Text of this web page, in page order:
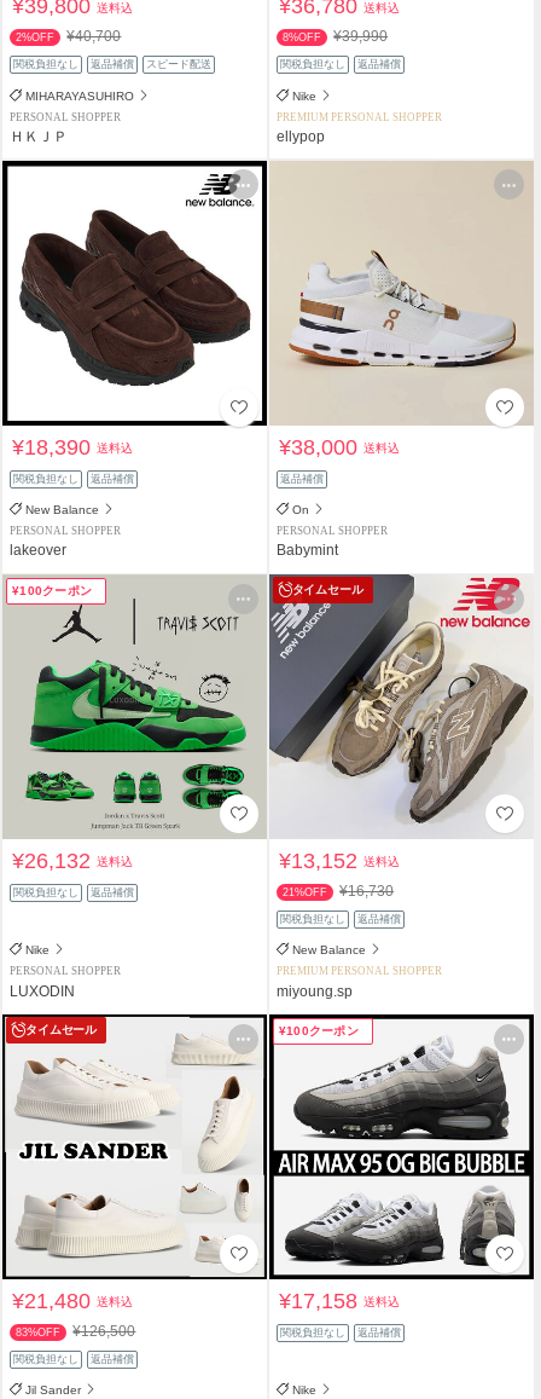
¥39,800送料込
2%OFF ¥40,700
関税負担なし 返品補償 スピード配送
MIHARAYASUHIRO
PERSONAL SHOPPER
ＨＫＪＰ
¥36,780送料込
8%OFF ¥39,990
関税負担なし 返品補償
Nike
PREMIUM PERSONAL SHOPPER
ellypop
¥18,390送料込
関税負担なし 返品補償
New Balance
PERSONAL SHOPPER
lakeover
¥38,000送料込
返品補償
On
PERSONAL SHOPPER
Babymint
¥100クーポン
¥26,132送料込
関税負担なし 返品補償
Nike
PERSONAL SHOPPER
LUXODIN
タイムセール
¥13,152送料込
21%OFF ¥16,730
関税負担なし 返品補償
New Balance
PREMIUM PERSONAL SHOPPER
miyoung.sp
タイムセール
¥21,480送料込
83%OFF ¥126,500
関税負担なし 返品補償
Jil Sander
¥100クーポン
¥17,158送料込
関税負担なし 返品補償
Nike